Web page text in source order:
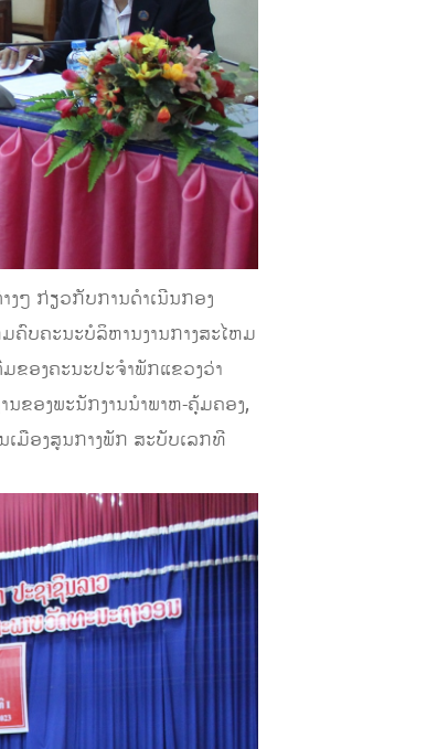
ໆ ກ່ຽວກັບການດໍາເນີນກອງ
ຄົບຄະນະບໍລິຫານງານກາງສະໄຫມ
ຂອງຄະນະປະຈໍາພັກແຂວງວ່າ
ຂອງພະນັກງານນໍາພາຫ-ຄຸ້ມຄອງ,
ມືອງສູນກາງພັກ ສະບັບເລກທີ